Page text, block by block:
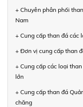
+ Chuyên phân phối
Nam
+ Cung cấp than đá các
+ Đơn vị cung cấp than
+ Cung cấp các loại
lớn
+ Cung cấp than đá
chăng